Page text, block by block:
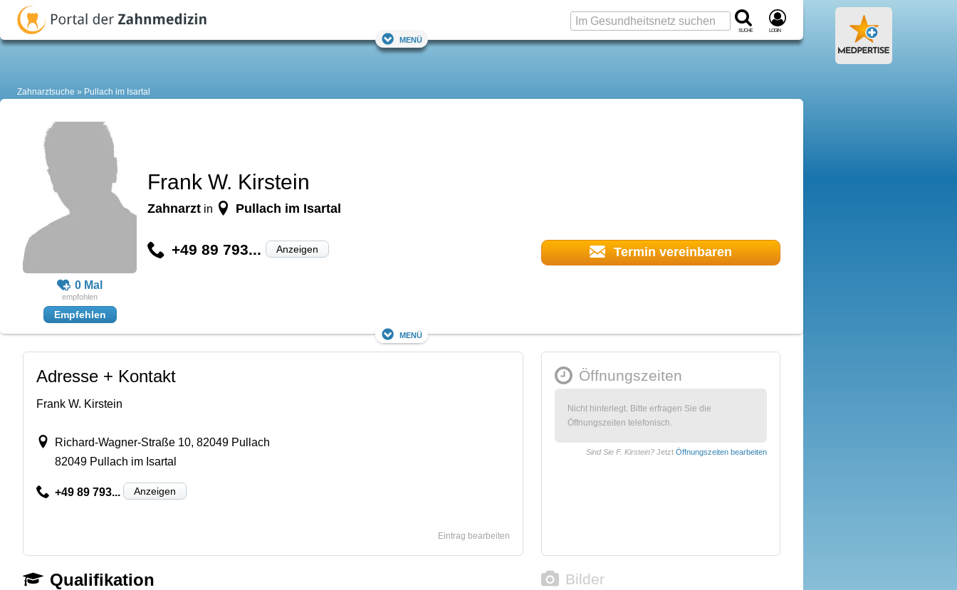
Suche Login
Menü
Zahnarztsuche Pullach im Isartal
0 Mal
Empfehlen
Frank W. Kirstein
Zahnarzt in Pullach im Isartal
+49 89 793... Anzeigen Termin vereinbaren
Menü
Adresse + Kontakt
Frank W. Kirstein
Richard-Wagner-Straße 10, 82049 Pullach
82049 Pullach im Isartal
+49 89 793... Anzeigen
Eintrag bearbeiten
Öffnungszeiten
Nicht hinterlegt. Bitte erfragen Sie die
Öffnungszeiten telefonisch.
Sind Sie F. Kirstein? Jetzt Öffnungszeiten bearbeiten
Qualifikation
Bilder